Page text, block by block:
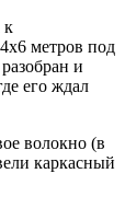
к
4х6 метров под
и
его ждал
волокно (в
каркасный